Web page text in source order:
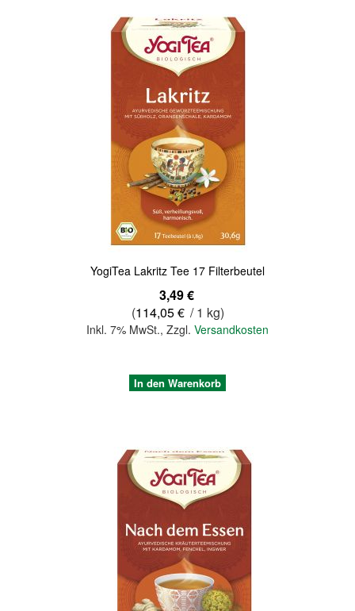
YogiTea Lakritz Tee 17 Filterbeutel
3,49 €
(114,05 € / 1 kg)
Inkl. 7% MwSt., Zzgl. Versandkosten
In den Warenkorb